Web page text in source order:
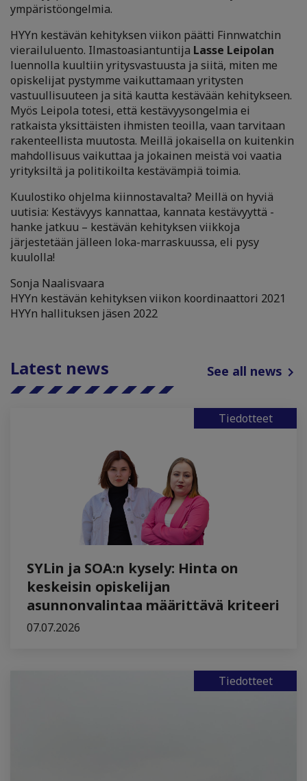
ympäristöongelmia.
HYYn kestävän kehityksen viikon päätti Finnwatchin
vierailuluento. Ilmastoasiantuntija Lasse Leipolan
luennolla kuultiin yritysvastuusta ja siitä, miten me
opiskelijat pystymme vaikuttamaan yritysten
vastuullisuuteen ja sitä kautta kestävään kehitykseen.
Myös Leipola totesi, että kestävyysongelmia ei
ratkaista yksittäisten ihmisten teoilla, vaan tarvitaan
rakenteellista muutosta. Meillä jokaisella on kuitenkin
mahdollisuus vaikuttaa ja jokainen meistä voi vaatia
yrityksiltä ja politikoilta kestävämpiä toimia.
Kuulostiko ohjelma kiinnostavalta? Meillä on hyviä
uutisia: Kestävyys kannattaa, kannata kestävyyttä -
hanke jatkuu – kestävän kehityksen viikkoja
järjestetään jälleen loka-marraskuussa, eli pysy
kuulolla!
Sonja Naalisvaara
HYYn kestävän kehityksen viikon koordinaattori 2021
HYYn hallituksen jäsen 2022
Latest news See all news
Tiedotteet
SYLin ja SOA:n kysely: Hinta on
keskeisin opiskelijan
asunnonvalintaa määrittävä kriteeri
07.07.2026
Tiedotteet